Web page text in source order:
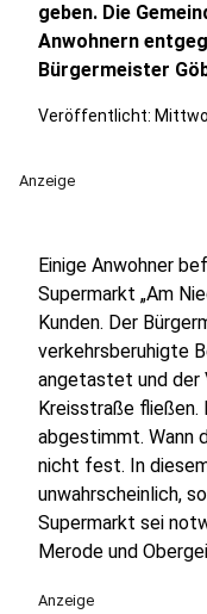
geben. Die
Anwohnern
Bürgermeister
Veröffentlicht:
Anzeige
Einige Anwohner
Supermarkt „Am
Kunden. Der
verkehrsberuhigte
angetastet und der
Kreisstraße
abgestimmt. Wann
nicht fest. In
unwahrscheinlich,
Supermarkt sei
Merode und
Anzeige